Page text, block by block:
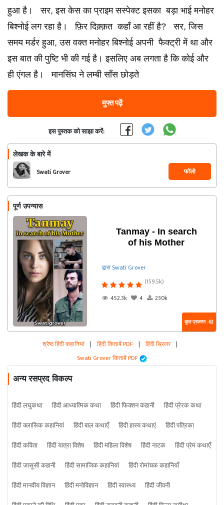
हुआ है। सर, इस केस का प्राइम सस्पेक्ट इसका बड़ा भाई मनोहर
बिश्नोई लग रहा है। फ़िर दिक़्क़त कहाँ आ रहीं है? सर, जिस
समय मर्डर हुआ, उस वक्त मनोहर बिश्नोई अपनी फैक्ट्री में था और
इस बात की पुष्टि भी की गई है। इसलिए अब लगता है कि कोई और
ही एंगल है। मानसिंघ ने लम्बी साँस छोड़ते
मुफ्त पढ़ें
इस पुस्तक को साझा करें:
लेखक के बारे में
Swati Grover फॉलो
पूर्ण उपन्यास
Tanmay - In search
of his Mother
द्वारा Swati Grover
(159.5k)
452.3k
4 230k
कुल प्रकरण : 62
श्रेष्ठ हिंदी कहानियां | हिंदी किताबें PDF | हिंदी थ्रिलर |
Swati Grover किताबें PDF
अन्य रसप्रद विकल्प
हिंदी लघुकथा हिंदी आध्यात्मिक कथा हिंदी फिक्शन कहानी
हिंदी प्रेरक कथा
हिंदी क्लासिक कहानियां
हिंदी बाल कथाएँ हिंदी हास्य कथाएं
हिंदी पत्रिका
हिंदी कविता
हिंदी यात्रा विशेष हिंदी महिला विशेष हिंदी नाटक
हिंदी प्रेम कथाएँ
हिंदी जासूसी कहानी
हिंदी सामाजिक कहानियां
हिंदी रोमांचक कहानियाँ
हिंदी मानवीय विज्ञान
हिंदी मनोविज्ञान हिंदी स्वास्थ्य
हिंदी जीवनी